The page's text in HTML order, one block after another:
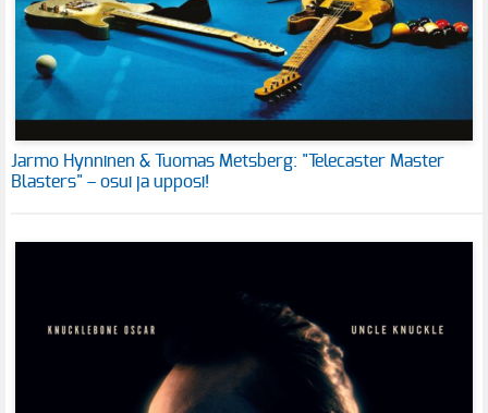
Jarmo Hynninen & Tuomas Metsberg: "Telecaster Master
Blasters" – osui ja upposi!